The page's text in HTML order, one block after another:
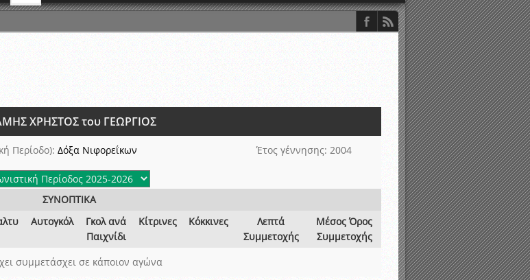
και αγωνιστικών δοκιμασιών διαιτητών και παρατηρητών ΕΠΣΑ
2016
ΧΡΗΣΤΟΣ του ΓΕΩΡΓΙΟΣ
Περίοδο): Δόξα Νιφορεΐκων Έτος γέννησης: 2004
ΣΥΝΟΠΤΙΚΑ
Αυτογκόλ
Γκολ ανά
Παιχνίδι
Κίτρινες Κόκκινες
Λεπτά
Συμμετοχής
Μέσος Όρος
Συμμετοχής
συμμετάσχει σε κάποιον αγώνα